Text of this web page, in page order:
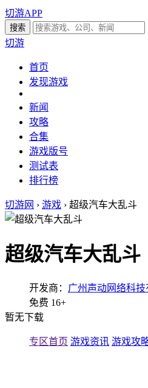
切游APP
切游
首页
发现游戏
新闻
攻略
合集
游戏版号
测试表
排行榜
切游网 › 游戏 › 超级汽车大乱斗
超级汽车大乱斗
开发商： 广州声动网络科技
免费 16+
暂无下载
专区首页 游戏资讯 游戏攻